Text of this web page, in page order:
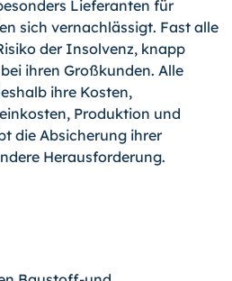
Lieferanten für
sich vernachlässigt. Fast alle
der Insolvenz, knapp
ihren Großkunden. Alle
ihre Kosten,
Produktion und
die Absicherung ihrer
Herausforderung.